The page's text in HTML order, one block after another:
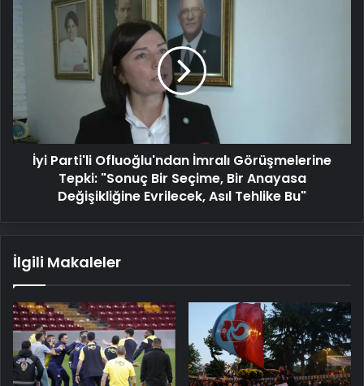
Ofluoğlu'ndan
Görüşmelerine
Bir
Seçime,
Değişikliğine
Bu"
İyi Parti'li Ofluoğlu'ndan İmralı Görüşmelerine
Tepki: "Sonuç Bir Seçime, Bir Anayasa
Değişikliğine Evrilecek, Asıl Tehlike Bu"
İlgili Makaleler